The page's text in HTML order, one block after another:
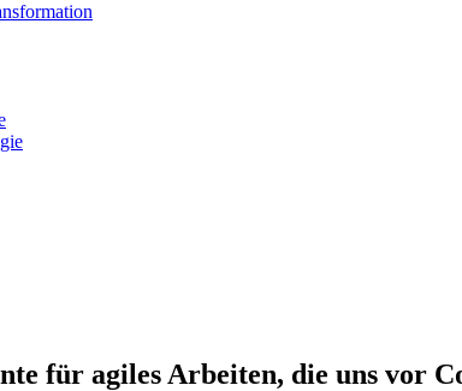
für agiles Arbeiten, die uns vor